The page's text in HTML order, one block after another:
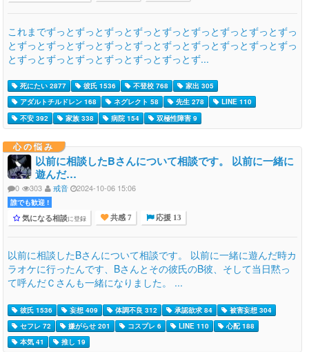
これまでずっとずっとずっとずっとずっとずっとずっとずっとずっ
とずっとずっとずっとずっとずっとずっとずっとずっとずっとずっ
とずっとずっとずっとずっとずっとずっとず...
死にたい 2877 彼氏 1536 不登校 768
家出 305
アダルトチルドレン 168
ネグレクト 58 先生 278
LINE 110
不安 392
家族 338 病院 154 双極性障害 9
心の悩み
以前に相談したBさんについて相談です。 以前に一緒に
遊んだ…
0 303 戒音 2024-10-06 15:06
誰でも歓迎 !
気になる相談に登録 共感 7 応援 13
以前に相談したBさんについて相談です。 以前に一緒に遊んだ時カ
ラオケに行ったんです、Bさんとその彼氏のB彼、そして当日黙っ
て呼んだＣさんも一緒になりました。 ...
彼氏 1536 妄想 409 体調不良 312 承認欲求 84
被害妄想 304
セフレ 72
嫌がらせ 201 コスプレ 6 LINE 110
心配 188
本気 41
推し 19